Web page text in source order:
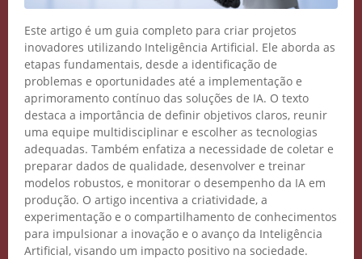
Este artigo é um guia completo para criar projetos
inovadores utilizando Inteligência Artificial. Ele aborda as
etapas fundamentais, desde a identificação de
problemas e oportunidades até a implementação e
aprimoramento contínuo das soluções de IA. O texto
destaca a importância de definir objetivos claros, reunir
uma equipe multidisciplinar e escolher as tecnologias
adequadas. Também enfatiza a necessidade de coletar e
preparar dados de qualidade, desenvolver e treinar
modelos robustos, e monitorar o desempenho da IA em
produção. O artigo incentiva a criatividade, a
experimentação e o compartilhamento de conhecimentos
para impulsionar a inovação e o avanço da Inteligência
Artificial, visando um impacto positivo na sociedade.